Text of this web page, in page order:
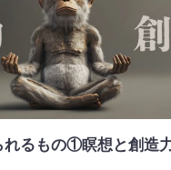
れるもの①瞑想と創造